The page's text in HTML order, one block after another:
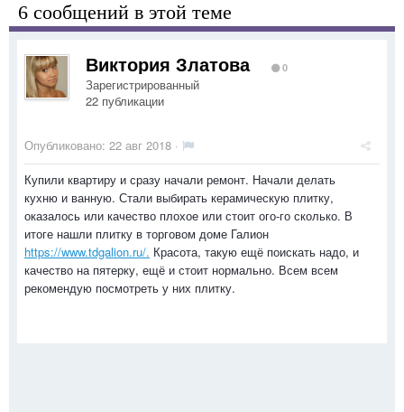
6 сообщений в этой теме
Виктория Златова 0
Зарегистрированный
22 публикации
Опубликовано: 22 авг 2018 ·
Купили квартиру и сразу начали ремонт. Начали делать
кухню и ванную. Стали выбирать керамическую плитку,
оказалось или качество плохое или стоит ого-го сколько. В
итоге нашли плитку в торговом доме Галион
https://www.tdgalion.ru/. Красота, такую ещё поискать надо, и
качество на пятерку, ещё и стоит нормально. Всем всем
рекомендую посмотреть у них плитку.